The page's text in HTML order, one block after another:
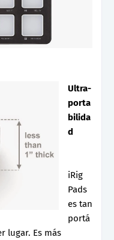
Ultra-
porta
bilida
d
iRig
Pads
es tan
portá
lugar. Es más